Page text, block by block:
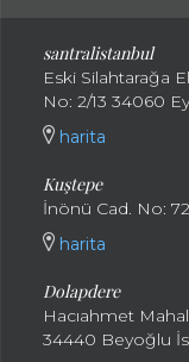
santralistanbul
Eski Silahtarağa
No: 2/13 34060
harita
Kuştepe
İnönü Cad. No:
harita
Dolapdere
Hacıahmet
34440 Beyoğlu